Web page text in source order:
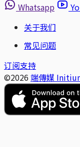
Whatsapp
关于我们
常见问题
订阅支持
©2026 端傳媒